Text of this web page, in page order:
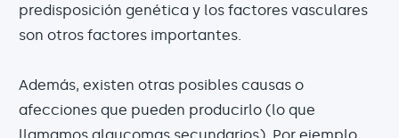
predisposición genética y los factores vasculares
son otros factores importantes.
Además, existen otras posibles causas o
afecciones que pueden producirlo (lo que
llamamos glaucomas secundarios). Por ejemplo,